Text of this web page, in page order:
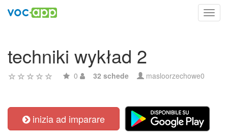
techniki wykład 2
0 32 schede masloorzechowe0
inizia ad imparare